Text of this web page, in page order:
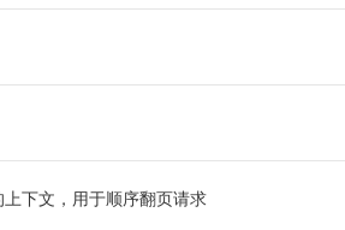
下文，用于顺序翻页请求